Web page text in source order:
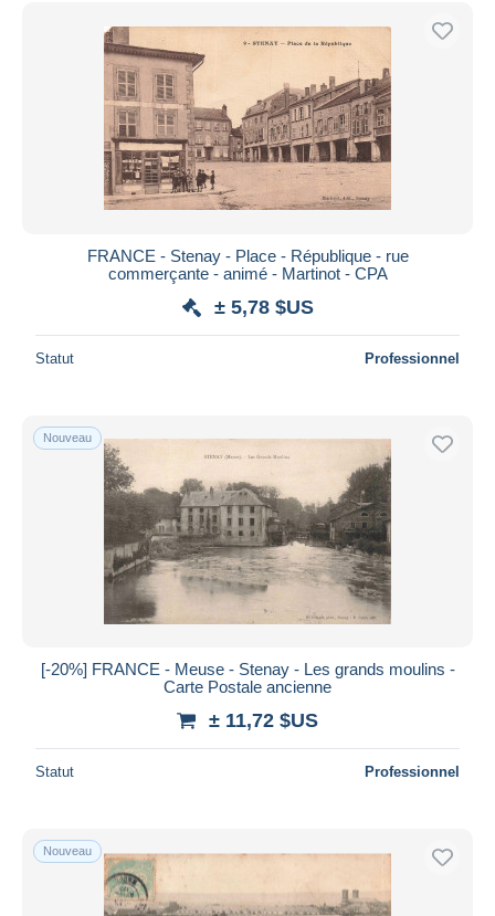
Livraison gratuite
Méthodes de paiement
PayPal
Virement bancaire
Visa
Mastercard
iDeal
Appliquer
FRANCE - Stenay - Place - République - rue
commerçante - animé - Martinot - CPA
± 5,78 $US
Statut Professionnel
Nouveau
[-20%] FRANCE - Meuse - Stenay - Les grands moulins -
Carte Postale ancienne
± 11,72 $US
Statut Professionnel
Nouveau